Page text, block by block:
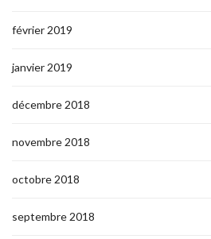
février 2019
janvier 2019
décembre 2018
novembre 2018
octobre 2018
septembre 2018